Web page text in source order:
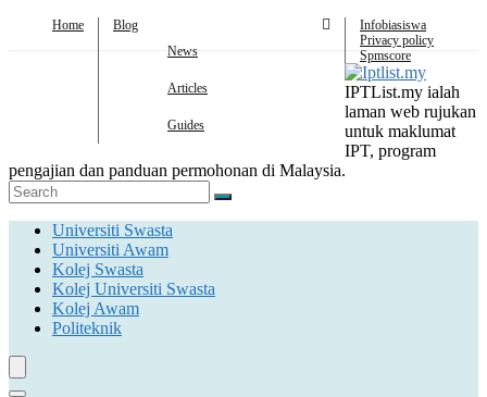
Home
Blog
News
Articles
Guides
Infobiasiswa
Privacy policy
Spmscore
IPTList.my ialah
laman web rujukan
untuk maklumat
IPT, program
pengajian dan panduan permohonan di Malaysia.
Universiti Swasta
Universiti Awam
Kolej Swasta
Kolej Universiti Swasta
Kolej Awam
Politeknik